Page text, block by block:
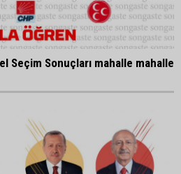
Seçim Sonuçları mahalle mahalle